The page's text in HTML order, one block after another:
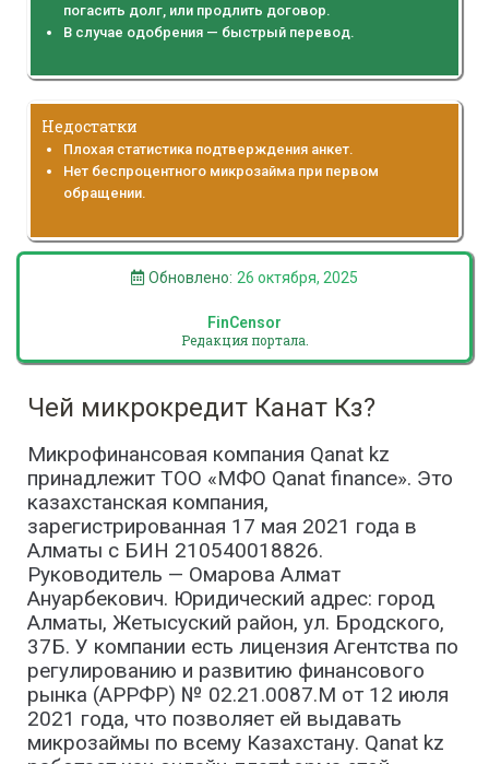
погасить долг, или продлить договор.
В случае одобрения — быстрый перевод.
Недостатки
Плохая статистика подтверждения анкет.
Нет беспроцентного микрозайма при первом
обращении.
Обновлено: 26 октября, 2025
FinCensor
Редакция портала.
Чей микрокредит Канат Кз?
Микрофинансовая компания Qanat kz
принадлежит ТОО «МФО Qanat finance». Это
казахстанская компания,
зарегистрированная 17 мая 2021 года в
Алматы с БИН 210540018826.
Руководитель — Омарова Алмат
Ануарбекович. Юридический адрес: город
Алматы, Жетысуский район, ул. Бродского,
37Б. У компании есть лицензия Агентства по
регулированию и развитию финансового
рынка (АРРФР) № 02.21.0087.М от 12 июля
2021 года, что позволяет ей выдавать
микрозаймы по всему Казахстану. Qanat kz